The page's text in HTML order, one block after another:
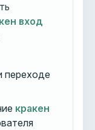
вход
переходе
кракен